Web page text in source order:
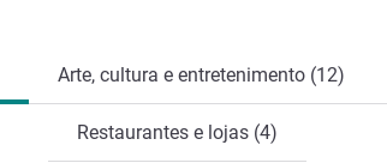
Arte, cultura e entretenimento (12)
Restaurantes e lojas (4)